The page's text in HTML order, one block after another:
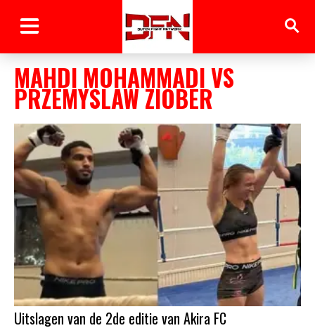
MAHDI MOHAMMADI VS
PRZEMYSLAW ZIOBER
Uitslagen van de 2de editie van Akira FC